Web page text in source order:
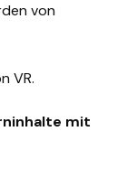
von
VR.
mit